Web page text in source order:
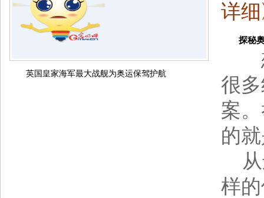
英国皇家海军最大战舰为奥运保驾护航
详
探秘奥
想
很
案
的
从
样